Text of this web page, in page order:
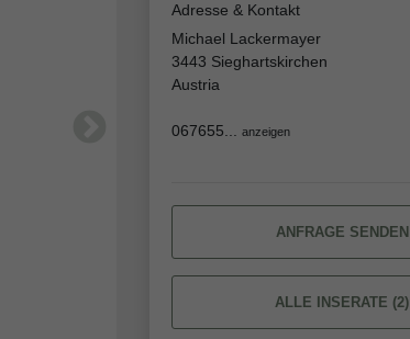
Adresse & Kontakt
Michael Lackermayer
3443 Sieghartskirchen
Austria
067655... anzeigen
ANFRAGE SENDEN
ALLE INSERATE (2)